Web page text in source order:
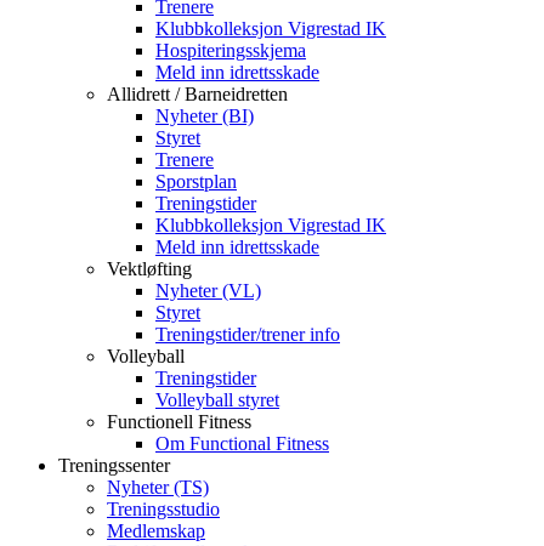
Trenere
Klubbkolleksjon Vigrestad IK
Hospiteringsskjema
Meld inn idrettsskade
Allidrett / Barneidretten
Nyheter (BI)
Styret
Trenere
Sporstplan
Treningstider
Klubbkolleksjon Vigrestad IK
Meld inn idrettsskade
Vektløfting
Nyheter (VL)
Styret
Treningstider/trener info
Volleyball
Treningstider
Volleyball styret
Functionell Fitness
Om Functional Fitness
Treningssenter
Nyheter (TS)
Treningsstudio
Medlemskap